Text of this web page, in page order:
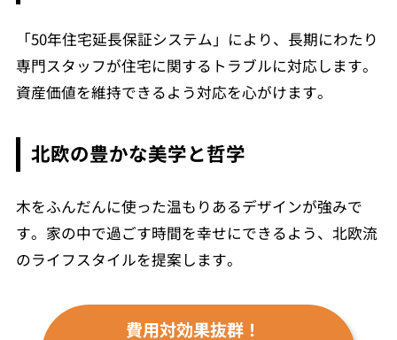
「50年住宅延長保証システム」により、長期にわたり
専門スタッフが住宅に関するトラブルに対応します。
資産価値を維持できるよう対応を心がけます。
北欧の豊かな美学と哲学
木をふんだんに使った温もりあるデザインが強みで
す。家の中で過ごす時間を幸せにできるよう、北欧流
のライフスタイルを提案します。
費用対効果抜群！